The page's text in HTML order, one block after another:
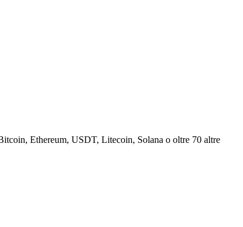
Ethereum, USDT, Litecoin, Solana o oltre 70 altre